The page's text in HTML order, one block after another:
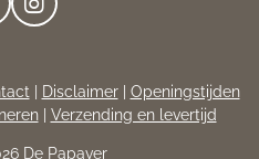
I
N
A
G
| Disclaimer| Openingstijden
| Verzending en levertijd
De Papaver